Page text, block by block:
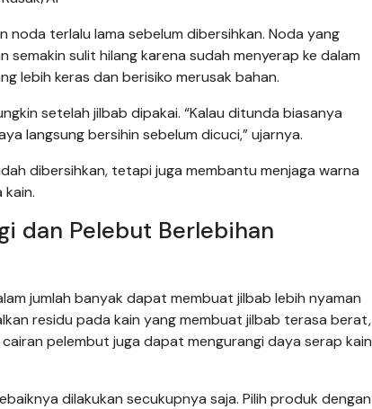
noda terlalu lama sebelum dibersihkan. Noda yang
sulit hilang karena sudah menyerap ke dalam
lebih keras dan berisiko merusak bahan.
setelah jilbab dipakai. “Kalau ditunda biasanya
langsung bersihin sebelum dicuci,” ujarnya.
dibersihkan, tetapi juga membantu menjaga warna
dan Pelebut Berlebihan
jumlah banyak dapat membuat jilbab lebih nyaman
residu pada kain yang membuat jilbab terasa berat,
pelembut juga dapat mengurangi daya serap kain
dilakukan secukupnya saja. Pilih produk dengan